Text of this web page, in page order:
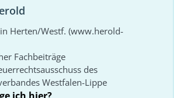
Herten/Westf. (www.herold-
Fachbeiträge
des
Westfalen-Lippe